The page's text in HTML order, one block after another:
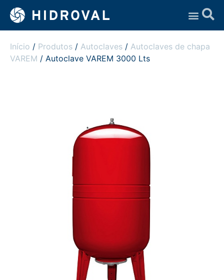
Início / Produtos / Autoclaves / Autoclaves de chapa
VAREM / Autoclave VAREM 3000 Lts